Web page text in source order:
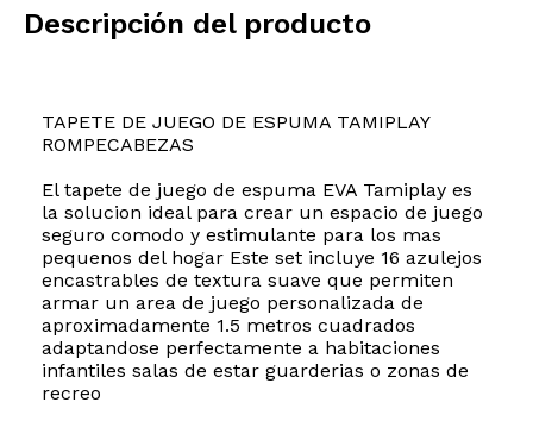
Descripción del producto
TAPETE DE JUEGO DE ESPUMA TAMIPLAY
ROMPECABEZAS
El tapete de juego de espuma EVA Tamiplay es
la solucion ideal para crear un espacio de juego
seguro comodo y estimulante para los mas
pequenos del hogar Este set incluye 16 azulejos
encastrables de textura suave que permiten
armar un area de juego personalizada de
aproximadamente 1.5 metros cuadrados
adaptandose perfectamente a habitaciones
infantiles salas de estar guarderias o zonas de
recreo